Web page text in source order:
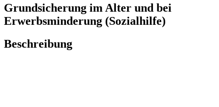
Grundsicherung im Alter und bei
Erwerbsminderung (Sozialhilfe)
Beschreibung